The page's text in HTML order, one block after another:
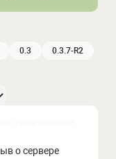
0.3 0.3.7-R2
о сервере